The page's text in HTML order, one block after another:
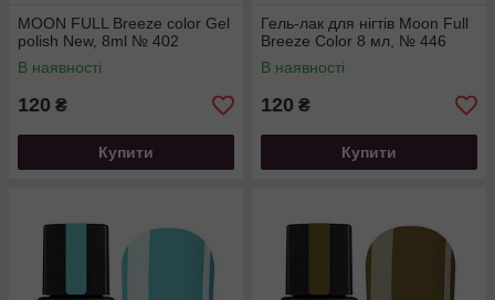
MOON FULL Breeze color Gel
polish New, 8ml № 402
В наявності
120 ₴
Купити
Гель-лак для нігтів Moon Full
Breeze Color 8 мл, № 446
В наявності
120 ₴
Купити